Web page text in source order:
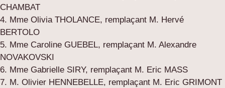
CHAMBAT
4. Mme Olivia THOLANCE, remplaçant M. Hervé
BERTOLO
5. Mme Caroline GUEBEL, remplaçant M. Alexandre
NOVAKOVSKI
6. Mme Gabrielle SIRY, remplaçant M. Eric MASS
7. M. Olivier HENNEBELLE, remplaçant M. Eric GRIMONT